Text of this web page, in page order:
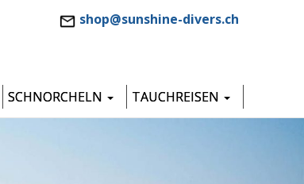
shop@sunshine-divers.ch
SCHNORCHELN TAUCHREISEN